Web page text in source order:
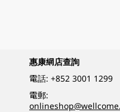
惠康網店查詢
電話: +852 3001 1299
電郵: